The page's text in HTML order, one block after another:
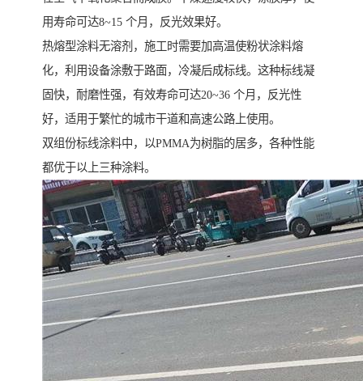
用寿命可达8~15 个月，反光效果好。
热熔型涂料无溶剂，施工时需要加高温使粉状涂料熔
化，利用设备涂敷于路面，冷凝后成标线。这种标线凝
固快，耐磨性强，有效寿命可达20~36 个月，反光性
好，适用于繁忙的城市干道和高速公路上使用。
双组份标线涂料中，以PMMA为树脂的居多，各种性能
都优于以上三种涂料。